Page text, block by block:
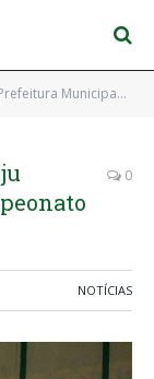
Municipal de Moju realizou a semifinal do campeonato de futsal mojuense.
0
NOTÍCIAS